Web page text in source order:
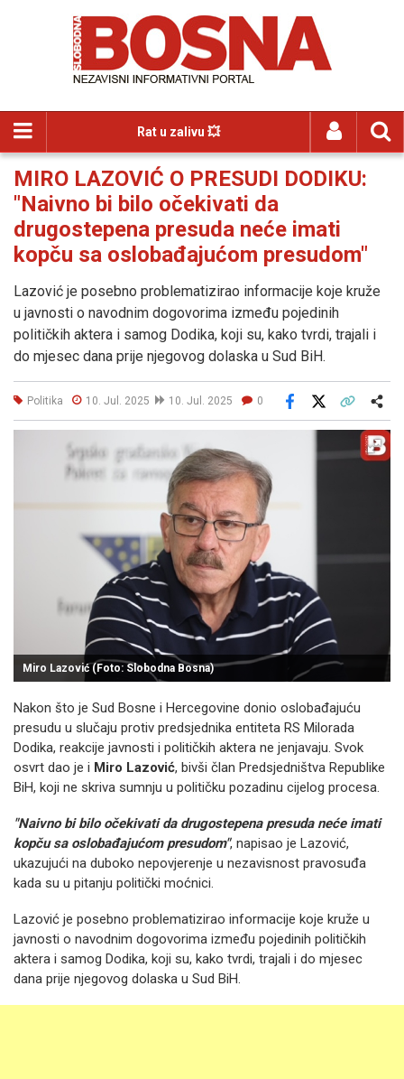
Rat u zalivu 💥
MIRO LAZOVIĆ O PRESUDI DODIKU:
"Naivno bi bilo očekivati da
drugostepena presuda neće imati
kopču sa oslobađajućom presudom"
Lazović je posebno problematizirao informacije koje kruže
u javnosti o navodnim dogovorima između pojedinih
političkih aktera i samog Dodika, koji su, kako tvrdi, trajali i
do mjesec dana prije njegovog dolaska u Sud BiH.
Politika 10. Jul. 2025 10. Jul. 2025 0
Facebook
Miro Lazović (Foto: Slobodna Bosna)
Nakon što je Sud Bosne i Hercegovine donio oslobađajuću
presudu u slučaju protiv predsjednika entiteta RS Milorada
Dodika, reakcije javnosti i političkih aktera ne jenjavaju. Svok
osvrt dao je i Miro Lazović, bivši član Predsjedništva Republike
BiH, koji ne skriva sumnju u političku pozadinu cijelog procesa.
"Naivno bi bilo očekivati da drugostepena presuda neće imati
kopču sa oslobađajućom presudom", napisao je Lazović,
ukazujući na duboko nepovjerenje u nezavisnost pravosuđa
kada su u pitanju politički moćnici.
Lazović je posebno problematizirao informacije koje kruže u
javnosti o navodnim dogovorima između pojedinih političkih
aktera i samog Dodika, koji su, kako tvrdi, trajali i do mjesec
dana prije njegovog dolaska u Sud BiH.